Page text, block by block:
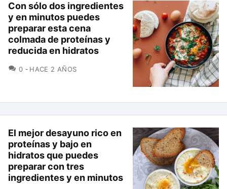
Con sólo dos ingredientes
y en minutos puedes
preparar esta cena
colmada de proteínas y
reducida en hidratos
0 COMENTARIOS
HACE 2 AÑOS
El mejor desayuno rico en
proteínas y bajo en
hidratos que puedes
preparar con tres
ingredientes y en minutos